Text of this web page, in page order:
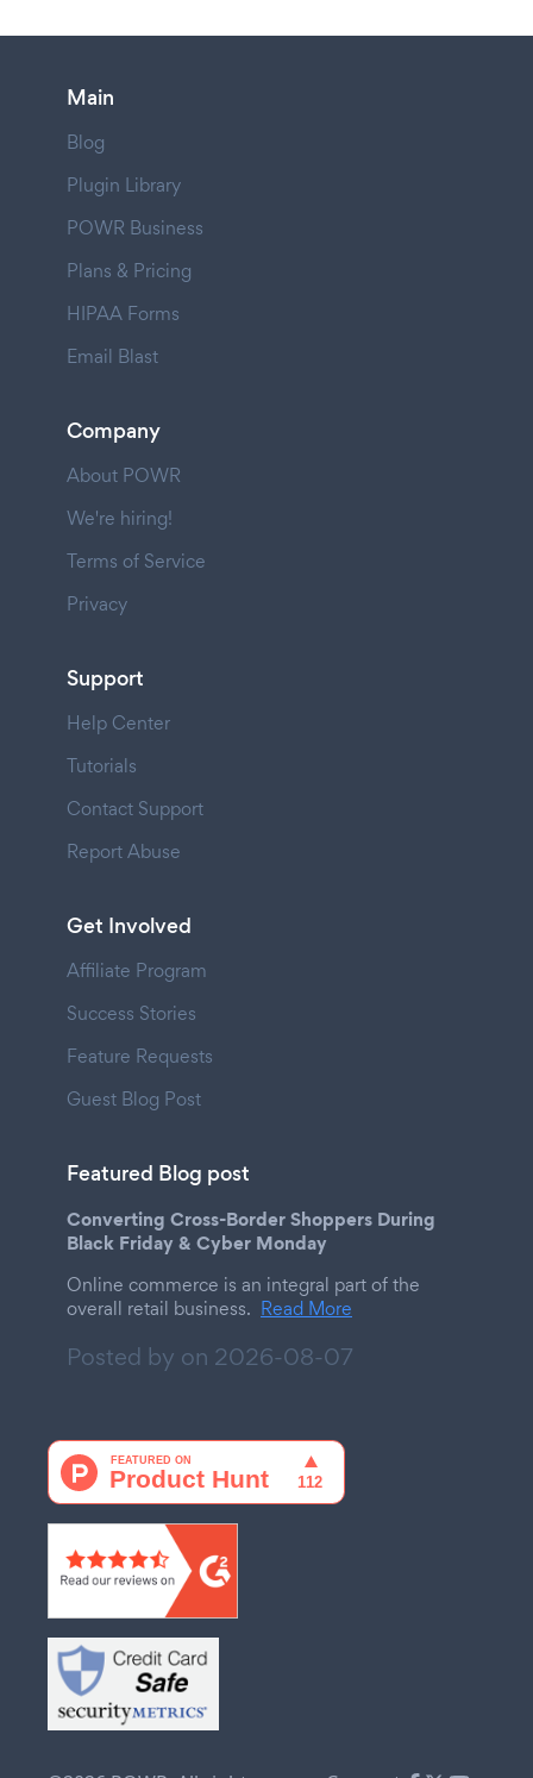
Main
Blog
Plugin Library
POWR Business
Plans & Pricing
HIPAA Forms
Email Blast
Company
About POWR
We're hiring!
Terms of Service
Privacy
Support
Help Center
Tutorials
Contact Support
Report Abuse
Get Involved
Affiliate Program
Success Stories
Feature Requests
Guest Blog Post
Featured Blog post
Converting Cross-Border Shoppers During
Black Friday & Cyber Monday
Online commerce is an integral part of the
overall retail business. Read More
Posted by on 2026-08-07